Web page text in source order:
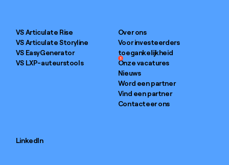
VS Articulate Rise
VS Articulate Storyline
VS EasyGenerator
VS LXP-auteurstools
Over ons
Voor investeerders
toegankelijkheid
Onze vacatures
1
Nieuws
Word een partner
Vind een partner
Contacteer ons
LinkedIn